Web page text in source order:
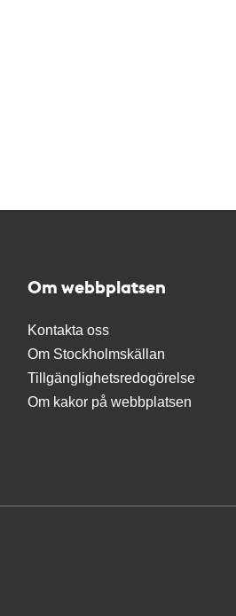
Om webbplatsen
Kontakta oss
Om Stockholmskällan
Tillgänglighetsredogörelse
Om kakor på webbplatsen